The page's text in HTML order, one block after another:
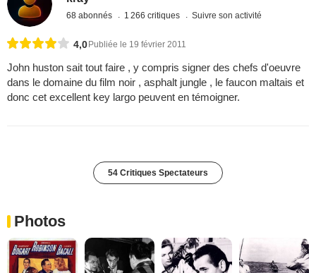
68 abonnés 1 266 critiques Suivre son activité
4,0 Publiée le 19 février 2011
John huston sait tout faire , y compris signer des chefs d'oeuvre
dans le domaine du film noir , asphalt jungle , le faucon maltais et
donc cet excellent key largo peuvent en témoigner.
54 Critiques Spectateurs
Photos